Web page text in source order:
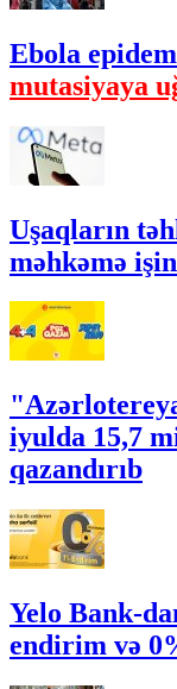
Ebola
mutasiyaya
Uşaqların
məhkəmə
iyulda 15,7
qazandırıb
Yelo Bank-
endirim və